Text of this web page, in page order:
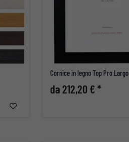
Cornice in legno Top Pro Largo
da 212,20 € *